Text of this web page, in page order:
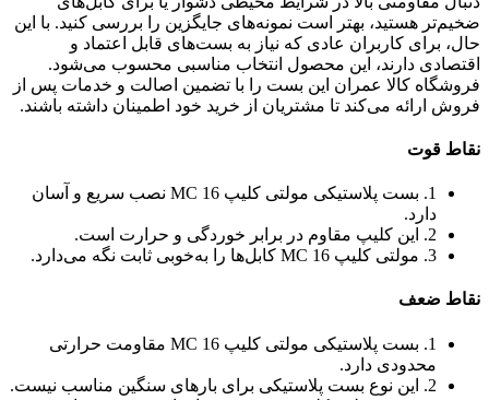
ضخیم‌تر هستید، بهتر است نمونه‌های جایگزین را بررسی کنید. با این
حال، برای کاربران عادی که نیاز به بست‌های قابل اعتماد و
اقتصادی دارند، این محصول انتخاب مناسبی محسوب می‌شود.
فروشگاه کالا عمران این بست را با تضمین اصالت و خدمات پس از
فروش ارائه می‌کند تا مشتریان از خرید خود اطمینان داشته باشند.
نقاط قوت
1. بست پلاستیکی مولتی کلیپ MC 16 نصب سریع و آسان
دارد.
2. این کلیپ مقاوم در برابر خوردگی و حرارت است.
3. مولتی کلیپ MC 16 کابل‌ها را به‌خوبی ثابت نگه می‌دارد.
نقاط ضعف
1. بست پلاستیکی مولتی کلیپ MC 16 مقاومت حرارتی
محدودی دارد.
2. این نوع بست پلاستیکی برای بارهای سنگین مناسب نیست.